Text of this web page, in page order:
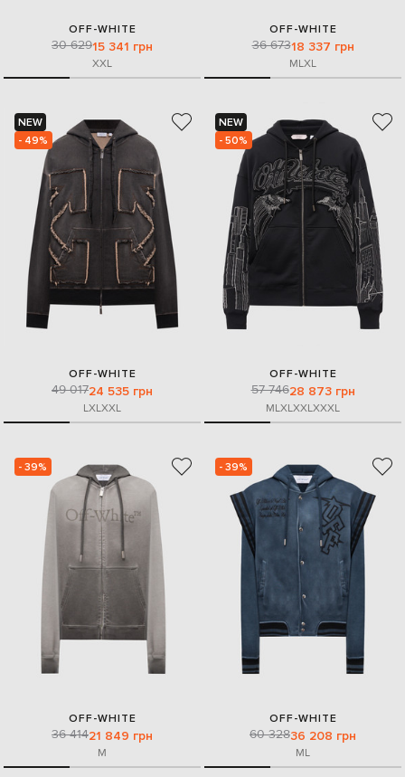
OFF-WHITE
30 62915 341 грн
XXL
OFF-WHITE
36 67318 337 грн
MLXL
NEW
- 49%
OFF-WHITE
49 01724 535 грн
LXLXXL
NEW
- 50%
OFF-WHITE
57 74628 873 грн
MLXLXXLXXXL
- 39%
OFF-WHITE
36 41421 849 грн
M
- 39%
OFF-WHITE
60 32836 208 грн
ML